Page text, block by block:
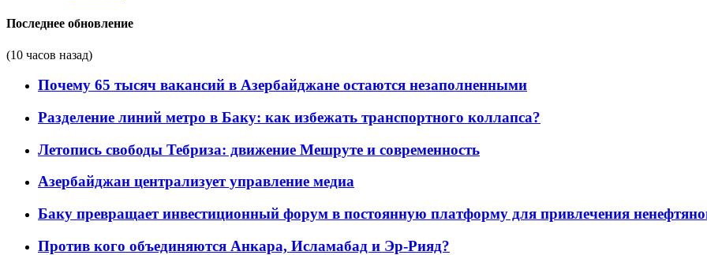
Последнее обновление
(10 часов назад)
Почему 65 тысяч вакансий в Азербайджане остаются незаполненными
Разделение линий метро в Баку: как избежать транспортного коллапса?
Летопись свободы Тебриза: движение Мешруте и современность
Азербайджан централизует управление медиа
Баку превращает инвестиционный форум в постоянную платформу для привлечения
Против кого объединяются Анкара, Исламабад и Эр-Рияд?